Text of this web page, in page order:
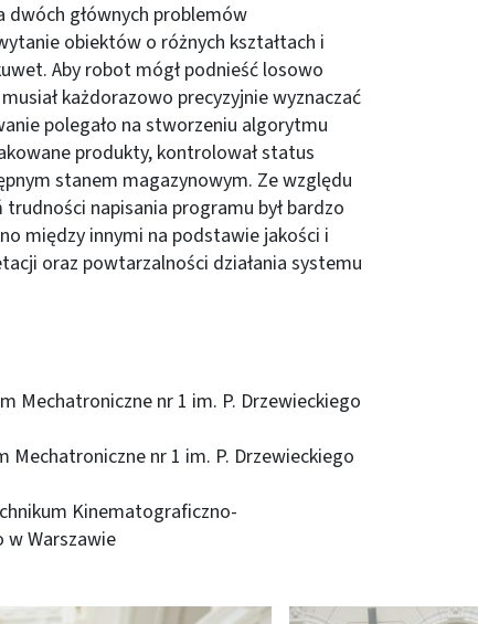
dwóch głównych problemów
obiektów o różnych kształtach i
Aby robot mógł podnieść losowo
każdorazowo precyzyjnie wyznaczać
polegało na stworzeniu algorytmu
produkty, kontrolował status
stanem magazynowym. Ze względu
napisania programu był bardzo
między innymi na podstawie jakości i
oraz powtarzalności działania systemu
Mechatroniczne nr 1 im. P. Drzewieckiego
Mechatroniczne nr 1 im. P. Drzewieckiego
Kinematograficzno-
Warszawie